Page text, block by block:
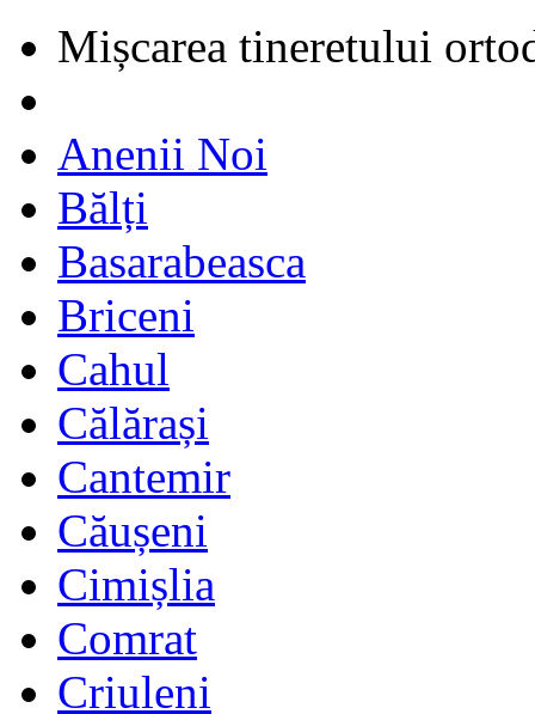
Mișcarea tineretului
Anenii Noi
Bălți
Basarabeasca
Briceni
Cahul
Călărași
Cantemir
Căușeni
Cimișlia
Comrat
Criuleni